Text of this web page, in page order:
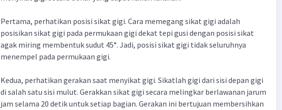
Pertama, perhatikan posisi sikat gigi. Cara memegang sikat gigi adalah
posisikan sikat gigi pada permukaan gigi dekat tepi gusi dengan posisi sikat
agak miring membentuk sudut 45°. Jadi, posisi sikat gigi tidak seluruhnya
menempel pada permukaan gigi.
Kedua, perhatikan gerakan saat menyikat gigi. Sikatlah gigi dari sisi depan gigi
di salah satu sisi mulut. Gerakkan sikat gigi secara melingkar berlawanan jarum
jam selama 20 detik untuk setiap bagian. Gerakan ini bertujuan membersihkan